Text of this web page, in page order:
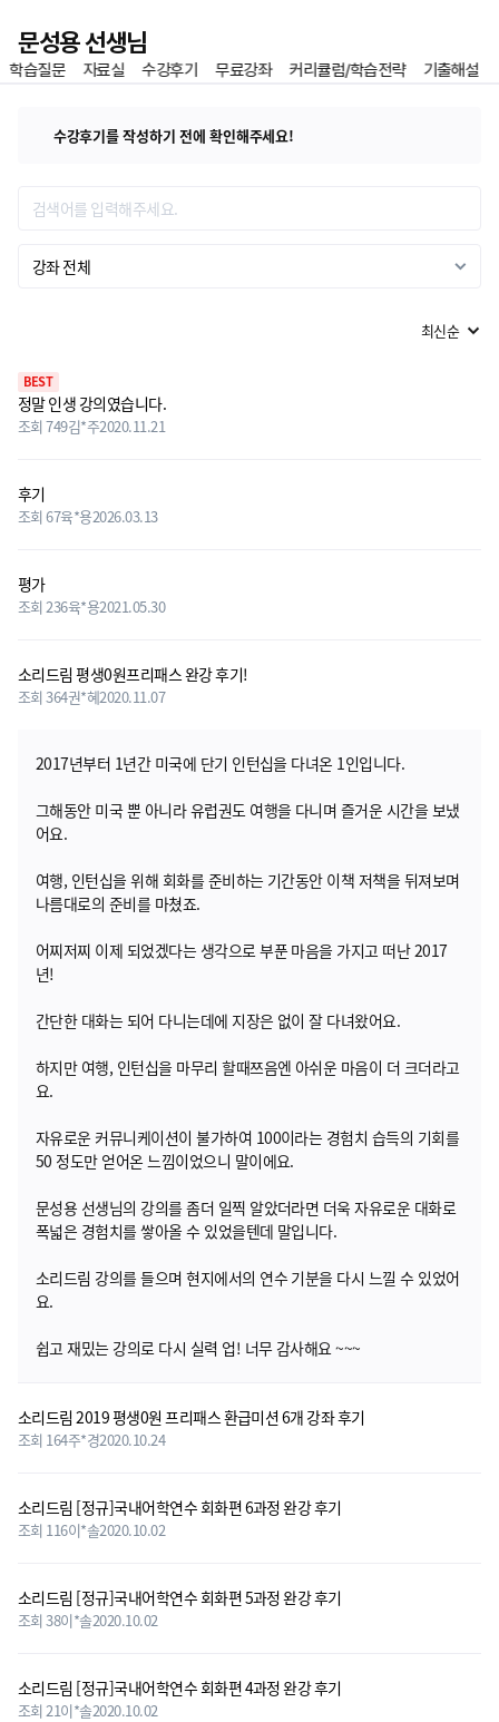
문성용 선생님
학습질문 자료실 수강후기 무료강좌 커리큘럼/학습전략 기출해설
수강후기를 작성하기 전에 확인해주세요!
수강평 리스트
강좌 전체
BEST
정말 인생 강의였습니다.
조회 749김*주2020.11.21
후기
조회 67육*용2026.03.13
평가
조회 236육*용2021.05.30
소리드림 평생0원프리패스 완강 후기!
조회 364권*혜2020.11.07
2017년부터 1년간 미국에 단기 인턴십을 다녀온 1인입니다.
그해동안 미국 뿐 아니라 유럽권도 여행을 다니며 즐거운 시간을 보냈
어요.
여행, 인턴십을 위해 회화를 준비하는 기간동안 이책 저책을 뒤져보며
나름대로의 준비를 마쳤죠.
어찌저찌 이제 되었겠다는 생각으로 부푼 마음을 가지고 떠난 2017
년!
간단한 대화는 되어 다니는데에 지장은 없이 잘 다녀왔어요.
하지만 여행, 인턴십을 마무리 할때쯔음엔 아쉬운 마음이 더 크더라고
요.
자유로운 커뮤니케이션이 불가하여 100이라는 경험치 습득의 기회를
50 정도만 얻어온 느낌이었으니 말이에요.
문성용 선생님의 강의를 좀더 일찍 알았더라면 더욱 자유로운 대화로
폭넓은 경험치를 쌓아올 수 있었을텐데 말입니다.
소리드림 강의를 들으며 현지에서의 연수 기분을 다시 느낄 수 있었어
요.
쉽고 재밌는 강의로 다시 실력 업! 너무 감사해요 ~~~
소리드림 2019 평생0원 프리패스 환급미션 6개 강좌 후기
조회 164주*경2020.10.24
소리드림 [정규]국내어학연수 회화편 6과정 완강 후기
조회 116이*솔2020.10.02
소리드림 [정규]국내어학연수 회화편 5과정 완강 후기
조회 38이*솔2020.10.02
소리드림 [정규]국내어학연수 회화편 4과정 완강 후기
조회 21이*솔2020.10.02